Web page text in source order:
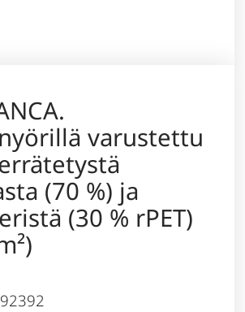
varustettu
(70 %) ja
(30 % rPET)